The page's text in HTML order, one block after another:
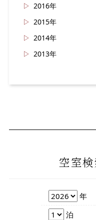
2016年
2015年
2014年
2013年
空室
年 年
泊数 泊